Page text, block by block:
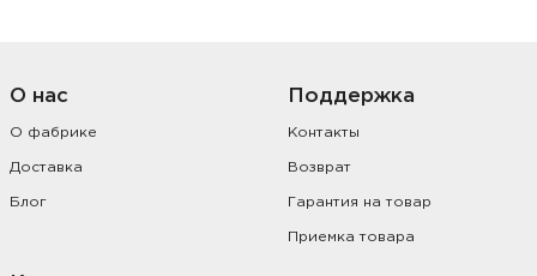
О нас
О фабрике
Доставка
Блог
Поддержка
Контакты
Возврат
Гарантия на товар
Приемка товара